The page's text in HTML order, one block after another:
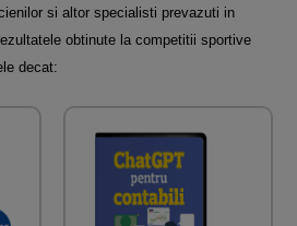
si altor specialisti prevazuti in
obtinute la competitii sportive
decat: